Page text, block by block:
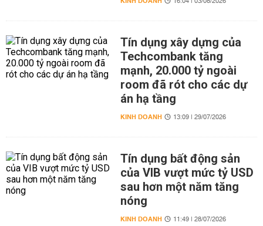
Tín dụng xây dựng của
Techcombank tăng
mạnh, 20.000 tỷ ngoài
room đã rót cho các dự
án hạ tầng
KINH DOANH 13:09 | 29/07/2026
Tín dụng bất động sản
của VIB vượt mức tỷ USD
sau hơn một năm tăng
nóng
KINH DOANH 11:49 | 28/07/2026